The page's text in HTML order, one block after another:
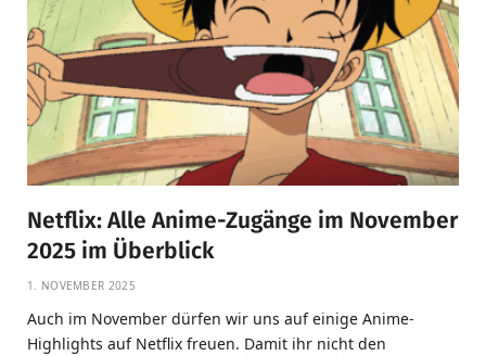
Netflix: Alle Anime-Zugänge im November
2025 im Überblick
1. NOVEMBER 2025
Auch im November dürfen wir uns auf einige Anime-
Highlights auf Netflix freuen. Damit ihr nicht den